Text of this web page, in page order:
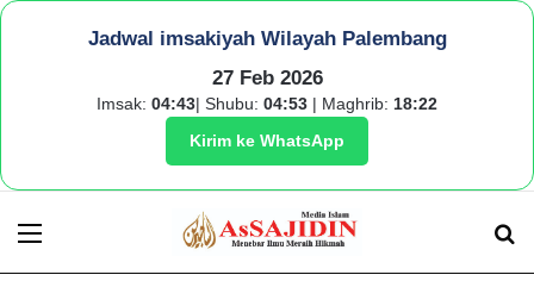
Jadwal imsakiyah Wilayah Palembang
27 Feb 2026
Imsak: 04:43| Shubu: 04:53 | Maghrib: 18:22
Kirim ke WhatsApp
Menu